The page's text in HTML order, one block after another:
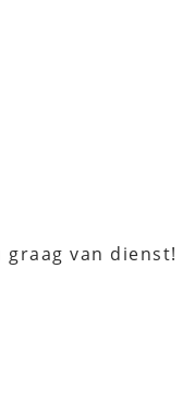
van dienst!